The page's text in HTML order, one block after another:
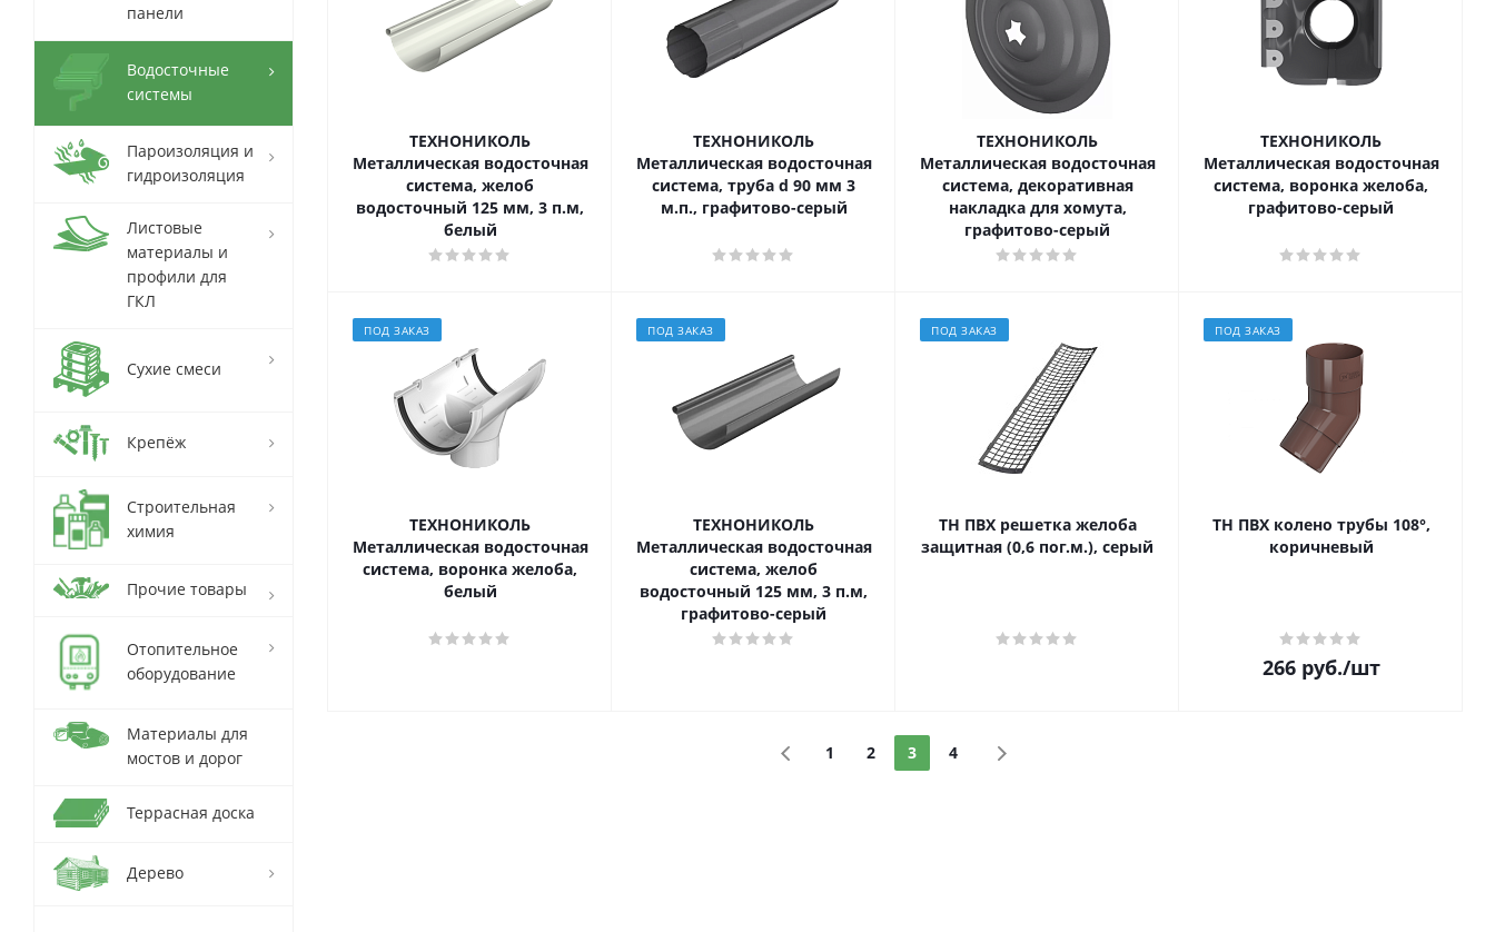
ТЕХНОНИКОЛЬ
Металлическая водосточная
система, желоб
водосточный 125 мм, 3 п.м,
белый
ТЕХНОНИКОЛЬ
Металлическая водосточная
система, труба d 90 мм 3
м.п., графитово-серый
ТЕХНОНИКОЛЬ
Металлическая водосточная
система, декоративная
накладка для хомута,
графитово-серый
ТЕХНОНИКОЛЬ
Металлическая водосточная
система, воронка желоба,
графитово-серый
ПОД ЗАКАЗ
ТЕХНОНИКОЛЬ
Металлическая водосточная
система, воронка желоба,
белый
ПОД ЗАКАЗ
ТЕХНОНИКОЛЬ
Металлическая водосточная
система, желоб
водосточный 125 мм, 3 п.м,
графитово-серый
ПОД ЗАКАЗ
ТН ПВХ решетка желоба
защитная (0,6 пог.м.), серый
ПОД ЗАКАЗ
ТН ПВХ колено трубы 108°,
коричневый
266руб./шт
1 2 3 4
панели
Водосточные
системы
Пароизоляция и
гидроизоляция
Листовые
материалы и
профили для
ГКЛ
Сухие смеси
Крепёж
Строительная
химия
Прочие товары
Отопительное
оборудование
Материалы для
мостов и дорог
Террасная доска
Дерево